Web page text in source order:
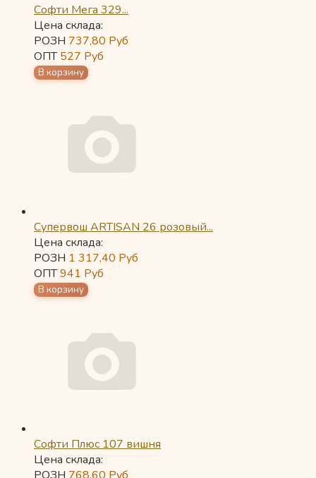
Софти Мега 329...
Цена склада:
РОЗН 737,80 Руб
ОПТ527 Руб
Супервош ARTISAN 26 розовый...
Цена склада:
РОЗН 1 317,40 Руб
ОПТ941 Руб
Софти Плюс 107 вишня
Цена склада: